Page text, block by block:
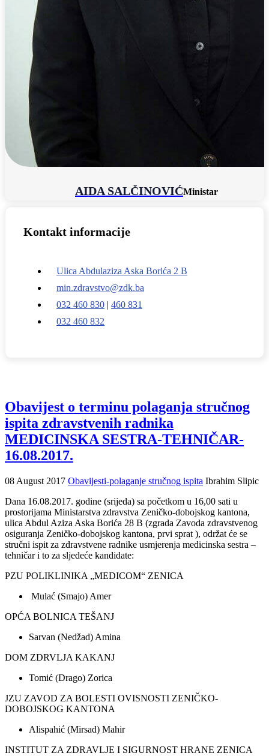
AIDA SALČINOVIĆMinistar
Kontakt informacije
Ulica Abdulaziza Aska Borića 2 B
min.zdravstvo@zdk.ba
032 460 830 | 460 831
032 460 832
Obavijest o terminu polaganja stručnog
ispita zdravstvenih radnika
MEDICINSKA SESTRA-TEHNIČAR-
16.08.2017.
08 August 2017 Obavijesti-polaganje stručnog ispita Ibrahim Slipic
Dana 16.08.2017. godine (srijeda) sa početkom u 16,00 sati u
prostorijama Ministarstva zdravstva Zeničko-dobojskog kantona,
ulica Abdul Aziza Aska Borića 28 B (zgrada Zavoda zdravstvenog
osiguranja Zeničko-dobojskog kantona, prvi sprat ), održat će se
stručni ispit za zdravstvene radnike usmjerenja medicinska sestra –
tehničar i to za sljedeće kandidate:
PZU POLIKLINIKA „MEDICOM“ ZENICA
Mulać (Smajo) Amer
OPĆA BOLNICA TEŠANJ
Sarvan (Nedžad) Amina
DOM ZDRVLJA KAKANJ
Tomić (Drago) Zorica
JZU ZAVOD ZA BOLESTI OVISNOSTI ZENIČKO-
DOBOJSKOG KANTONA
Alispahić (Mirsad) Mahir
INSTITUT ZA ZDRAVLJE I SIGURNOST HRANE ZENICA